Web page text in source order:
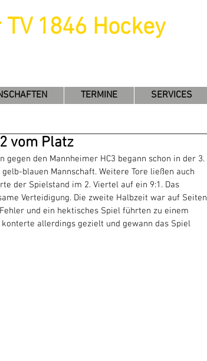
1846 Hockey
TERMINE SERVICES
vom Platz
gegen den Mannheimer HC3 begann schon in der 3.
blauen Mannschaft. Weitere Tore ließen auch
der Spielstand im 2. Viertel auf ein 9:1. Das
Verteidigung. Die zweite Halbzeit war auf Seiten
und ein hektisches Spiel führten zu einem
allerdings gezielt und gewann das Spiel